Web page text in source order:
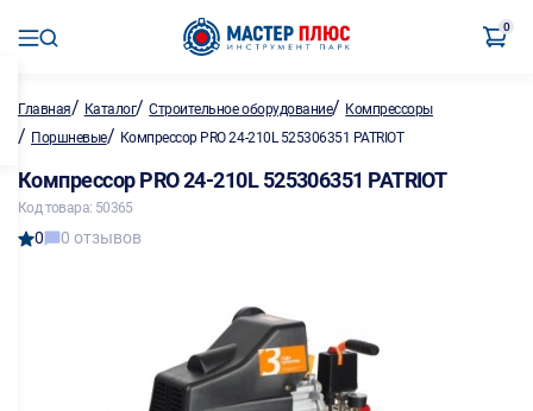
0
Главная/ Каталог/Строительное оборудование/ Компрессоры
/ Поршневые/ Компрессор PRO 24-210L 525306351 PATRIOT
Компрессор PRO 24-210L 525306351 PATRIOT
Код товара: 50365
0 0 отзывов